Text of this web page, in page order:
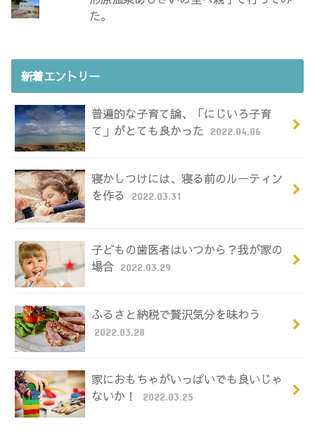
た。
新着エントリー
普遍的な子育て論、「にじいろ子育
て」がとても良かった
2022.04.06
寝かしつけには、寝る前のルーティン
を作る
2022.03.31
子どもの歯医者はいつから？我が家の
場合 2022.03.29
ふるさと納税で贅沢気分を味わう
2022.03.28
家におもちゃがいっぱいでも良いじゃ
ないか！
2022.03.25